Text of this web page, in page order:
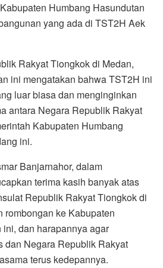
Humbang Hasundutan
yang ada di TST2H Aek
Rakyat Tiongkok di Medan,
ini mengatakan bahwa TST2H ini
luar biasa dan menginginkan
antara Negara Republik Rakyat
Kabupaten Humbang
ini.
Banjarnahor, dalam
terima kasih banyak atas
Republik Rakyat Tiongkok di
rombongan ke Kabupaten
dan harapannya agar
dan Negara Republik Rakyat
terus kedepannya.